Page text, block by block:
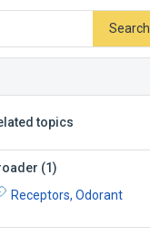
Search
topics
(1)
Receptors, Odorant